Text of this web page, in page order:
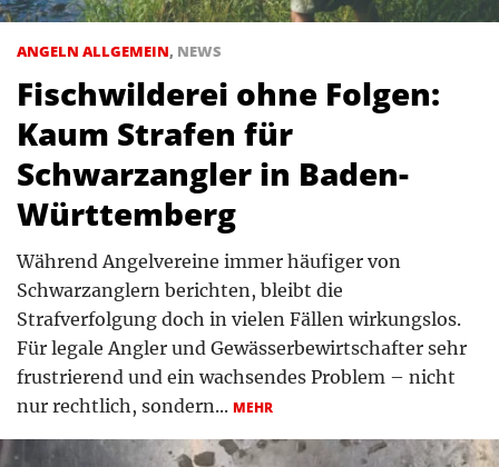
ANGELN ALLGEMEIN, NEWS
Fischwilderei ohne Folgen:
Kaum Strafen für
Schwarzangler in Baden-
Württemberg
Während Angelvereine immer häufiger von
Schwarzanglern berichten, bleibt die
Strafverfolgung doch in vielen Fällen wirkungslos.
Für legale Angler und Gewässerbewirtschafter sehr
frustrierend und ein wachsendes Problem – nicht
nur rechtlich, sondern... MEHR